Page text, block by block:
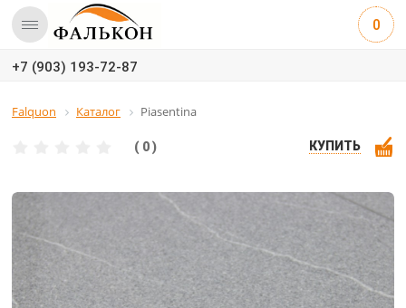
0
+7 (903) 193-72-87
Falquon Каталог Piasentina
( 0 ) КУПИТЬ